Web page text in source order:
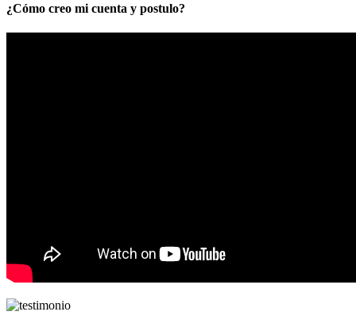
¿Cómo creo mi cuenta y postulo?